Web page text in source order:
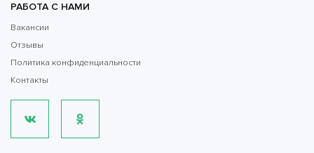
РАБОТА С НАМИ
Вакансии
Отзывы
Политика конфиденциальности
Контакты